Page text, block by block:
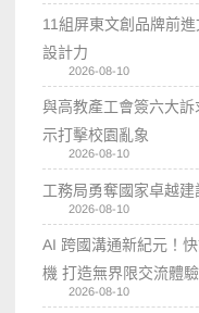
11組屏東文創品牌前
設計力
2026-08-10
與高教產工會簽六大
示打擊校園亂象
2026-08-10
工務局勇奪國家卓越
2026-08-10
AI 跨國溝通新紀元！
機 打造無界限交流體驗
2026-08-10